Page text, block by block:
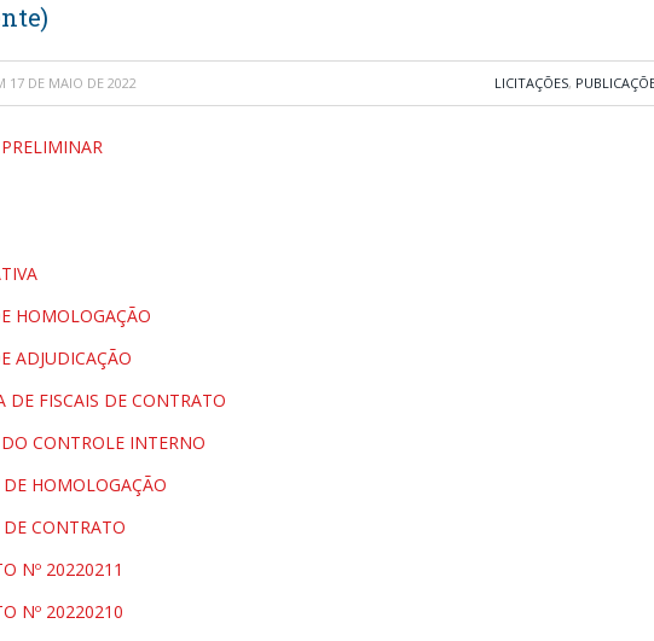
17 DE MAIO DE 2022 LICITAÇÕES,
HOMOLOGAÇÃO
ADJUDICAÇÃO
DE FISCAIS DE CONTRATO
DO CONTROLE INTERNO
DE HOMOLOGAÇÃO
DE CONTRATO
Nº 20220211
Nº 20220210